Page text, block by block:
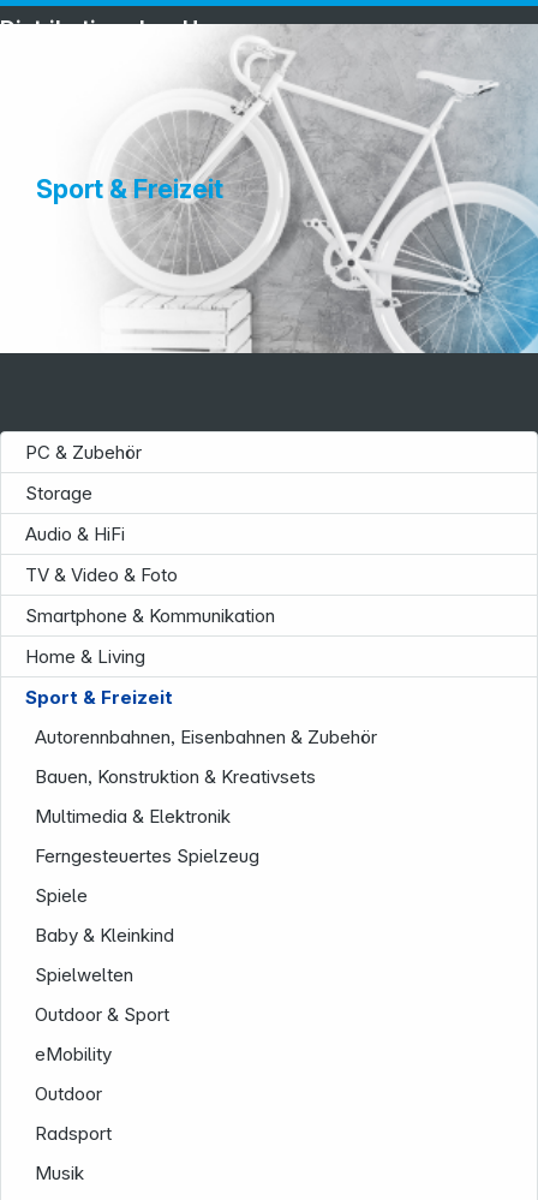
Sport & Freizeit
PC & Zubehör
Storage
Audio & HiFi
TV & Video & Foto
Smartphone & Kommunikation
Home & Living
Sport & Freizeit
Autorennbahnen, Eisenbahnen & Zubehör
Bauen, Konstruktion & Kreativsets
Multimedia & Elektronik
Ferngesteuertes Spielzeug
Spiele
Baby & Kleinkind
Spielwelten
Outdoor & Sport
eMobility
Outdoor
Radsport
Musik
Distribution ohne Umwege
Service